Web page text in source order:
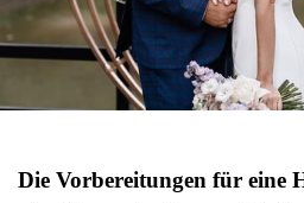
Die Vorbereitungen für eine